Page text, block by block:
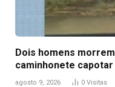
Dois homens
caminhonete capotar
agosto 9, 2026 0 Visitas